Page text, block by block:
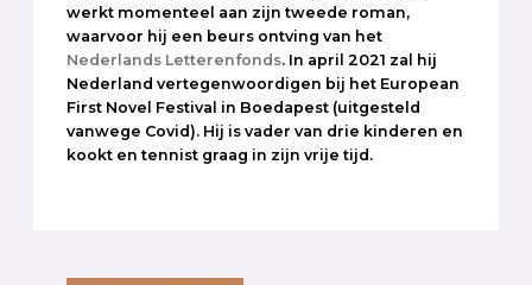
werkt momenteel aan zijn tweede roman,
waarvoor hij een beurs ontving van het
Nederlands Letterenfonds. In april 2021 zal hij
Nederland vertegenwoordigen bij het European
First Novel Festival in Boedapest (uitgesteld
vanwege Covid). Hij is vader van drie kinderen en
kookt en tennist graag in zijn vrije tijd.